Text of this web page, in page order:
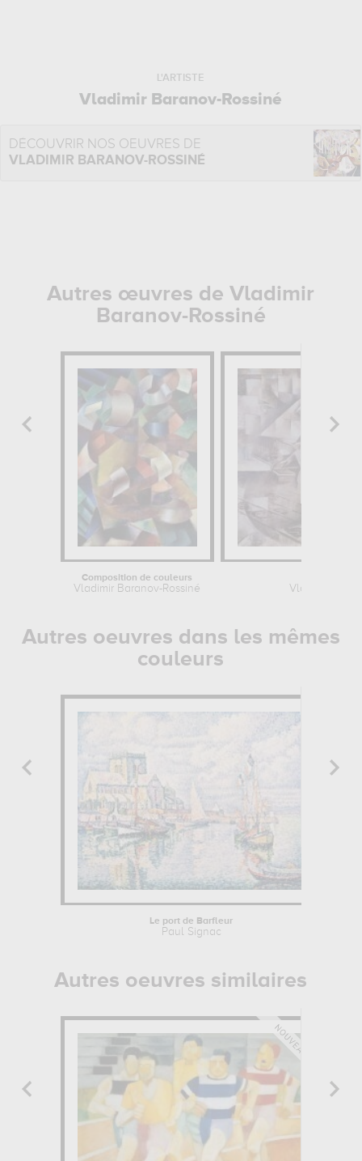
L'ARTISTE
Vladimir Baranov-Rossiné
DÉCOUVRIR NOS OEUVRES DE
VLADIMIR BARANOV-ROSSINÉ
Autres œuvres de Vladimir
Baranov-Rossiné
Composition de couleurs
Vladimir Baranov-Rossiné Vladimir
Autres oeuvres dans les mêmes
couleurs
Le port de Barfleur
Paul Signac
Autres oeuvres similaires